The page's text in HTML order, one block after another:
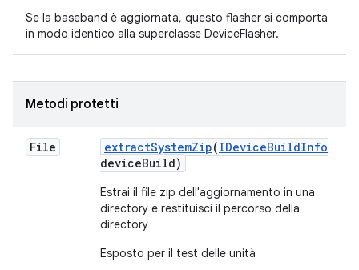
Se la baseband è aggiornata, questo flasher si comporta
in modo identico alla superclasse DeviceFlasher.
Metodi protetti
File extractSystemZip(IDeviceBuildInfo
deviceBuild)
Estrai il file zip dell'aggiornamento in una
directory e restituisci il percorso della
directory
Esposto per il test delle unità